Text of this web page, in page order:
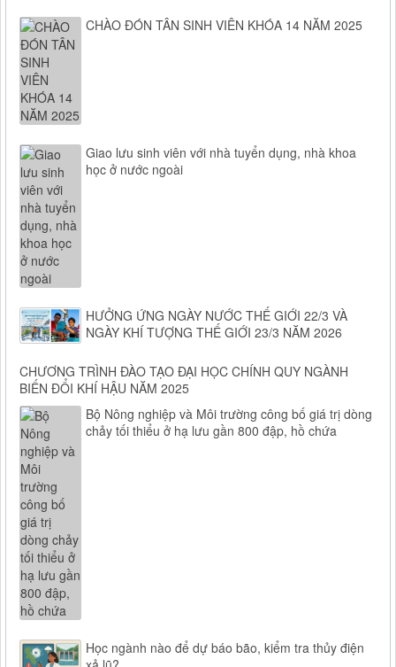
CHÀO ĐÓN TÂN SINH VIÊN KHÓA 14 NĂM 2025
Giao lưu sinh viên với nhà tuyển dụng, nhà khoa
học ở nước ngoài
HƯỞNG ỨNG NGÀY NƯỚC THẾ GIỚI 22/3 VÀ
NGÀY KHÍ TƯỢNG THẾ GIỚI 23/3 NĂM 2026
CHƯƠNG TRÌNH ĐÀO TẠO ĐẠI HỌC CHÍNH QUY NGÀNH
BIẾN ĐỔI KHÍ HẬU NĂM 2025
Bộ Nông nghiệp và Môi trường công bố giá trị dòng
chảy tối thiểu ở hạ lưu gần 800 đập, hồ chứa
Học ngành nào để dự báo bão, kiểm tra thủy điện